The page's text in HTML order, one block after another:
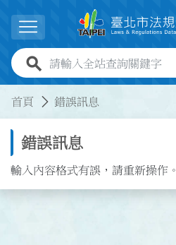
展開選單
全站查詢關鍵字欄位
首頁 錯誤訊息
錯誤訊息
輸入內容格式有誤，請重新操作。